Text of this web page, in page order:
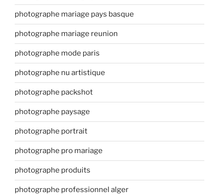
photographe mariage pays basque
photographe mariage reunion
photographe mode paris
photographe nu artistique
photographe packshot
photographe paysage
photographe portrait
photographe pro mariage
photographe produits
photographe professionnel alger